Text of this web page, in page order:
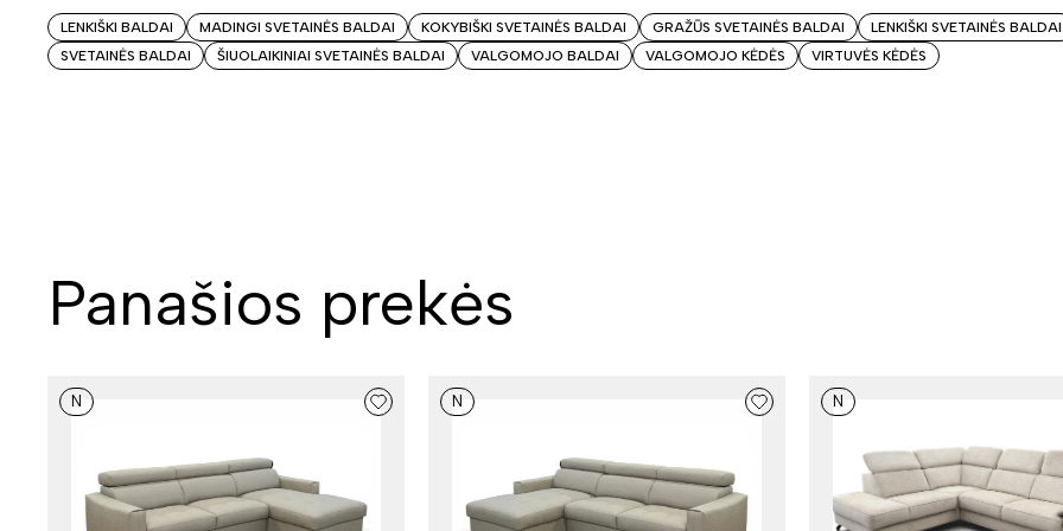
LENKIŠKI BALDAI MADINGI SVETAINĖS BALDAI KOKYBIŠKI SVETAINĖS BALDAI GRAŽŪS SVETAINĖS BALDAI
LENKIŠKI SVETAINĖS BALDAI
SVETAINĖS BALDAI
ŠIUOLAIKINIAI SVETAINĖS BALDAI VALGOMOJO BALDAI VALGOMOJO KĖDĖS VIRTUVĖS KĖDĖS
Panašios prekės
N N N